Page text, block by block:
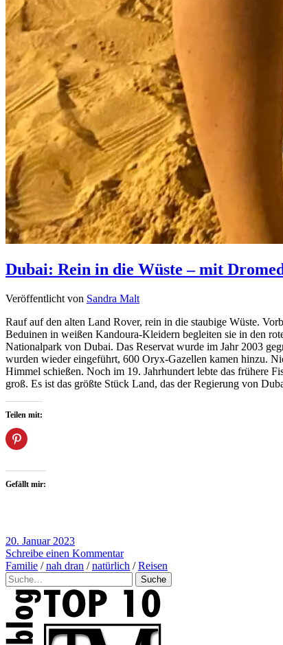
Dubai: Rein in die Wüste – mit
Veröffentlicht von Sandra Malt
Rauf auf den alten Land Rover, rein in die staubige Wüste.
Beduinen in weißen Kandoura-Kleidern begleiten sie in den
Nationalpark von Dubai. Das Reservat wurde im Jahr 2003
wurden wieder eingeführt, 600 Oryx-Gazellen kamen hinzu.
Himmel schießen. Noch im 19. Jahrhundert lebte das frühere
groß. Es ist das größte Stück Land, das der Regierung von
Teilen mit:
Gefällt mir:
20. Januar 2023
Schreibe einen Kommentar
Familie /nah dran /natürlich /Reisen
Suche